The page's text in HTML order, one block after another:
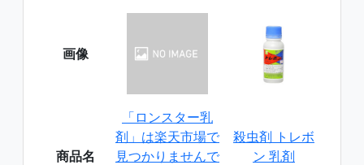
画像
商品名
「ロンスター乳
剤」は楽天市場で
見つかりませんで
殺虫剤 トレボ
ン 乳剤